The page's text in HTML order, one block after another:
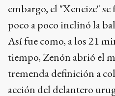
embargo, el "Xeneize"
poco a poco inclinó la
Así fue como, a los 21
tiempo, Zenón abrió el
tremenda definición a
acción del delantero